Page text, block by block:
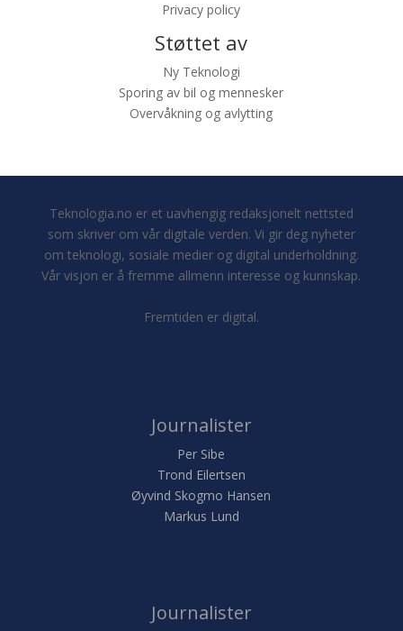
Privacy policy
Støttet av
Ny Teknologi
Sporing av bil og mennesker
Overvåkning og avlytting
Teknologia.no er et uavhengig redaksjonelt nettsted
som skriver om vår digitale verden. Vi gir deg nyheter
om teknologi, sosiale medier og digital underholdning.
Vår visjon er å fremme allmenn interesse og kunnskap.
Fremtiden er digital.
Journalister
Per Sibe
Trond Eilertsen
Øyvind Skogmo Hansen
Markus Lund
Journalister